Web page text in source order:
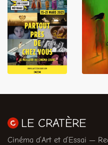
LIRE
LE CRATÈRE
Cinéma d’Art et d’Essai —